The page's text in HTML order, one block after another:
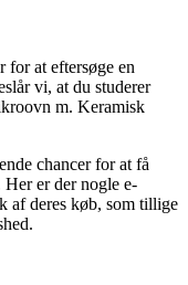
for at eftersøge en
vi, at du studerer
m. Keramisk
chancer for at få
er der nogle e-
af deres køb, som tillige